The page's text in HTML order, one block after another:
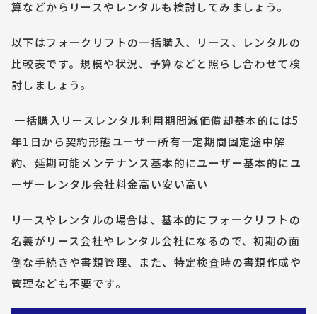
算などからリースやレンタルも検討してみましょう。
以下はフォークリフトの一括購入、リース、レンタルの
比較表です。規模や状況、予算などと照らし合わせて検
討しましょう。
一括購入リースレンタル利用期間減価償却基本的には5
年1日から契約形態ユーザー所有一定期間固定途中解
約、延期可能メンテナンス基本的にユーザー基本的にユ
ーザーレンタル会社料金高い安い高い
リースやレンタルの場合は、基本的にフォークリフトの
名義がリース会社やレンタル会社になるので、初期の面
倒な手続きや書類管理、また、特定検査時の書類作成や
管理なども不要です。